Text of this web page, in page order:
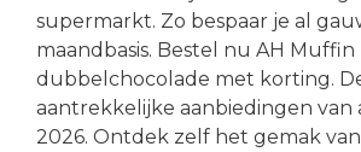
supermarkt. Zo bespaar je al
maandbasis. Bestel nu AH Muffin
dubbelchocolade met korting.
aantrekkelijke aanbiedingen van
2026. Ontdek zelf het gemak